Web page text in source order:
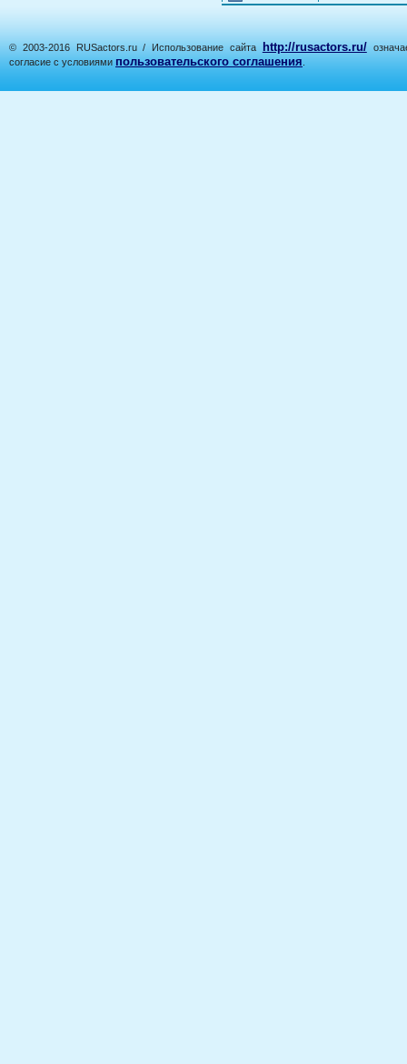
© 2003-2016 RUSactors.ru / Использование сайта http://rusactors.ru/
согласие с условиями пользовательского соглашения